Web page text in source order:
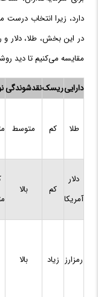
دارد، زیرا انتخاب
در این بخش، طلا، دلار و
مقایسه می‌کنیم تا دید
داراییریسکنقدشوندگی
طلا کم متوسط
دلار
آمریکا
کم بالا
رمزارز زیاد بالا